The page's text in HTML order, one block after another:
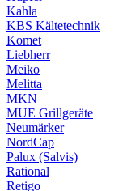
Kahla
KBS Kältetechnik
Komet
Liebherr
Meiko
Melitta
MKN
MUE Grillgeräte
Neumärker
NordCap
Palux (Salvis)
Rational
Retigo